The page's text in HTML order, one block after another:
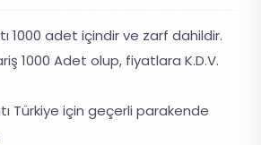
1000 adet içindir ve zarf dahildir.
1000 Adet olup, fiyatlara K.D.V.
Türkiye için geçerli parakende